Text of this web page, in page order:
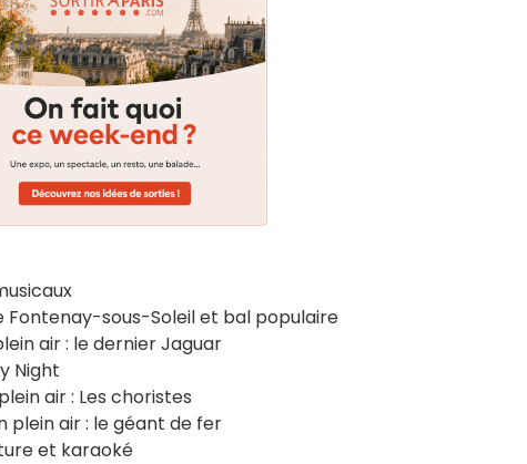
Fontenay-sous-Soleil et bal populaire
air : le dernier Jaguar
Night
air : Les choristes
plein air : le géant de fer
et karaoké